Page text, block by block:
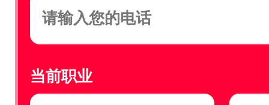
当前职业